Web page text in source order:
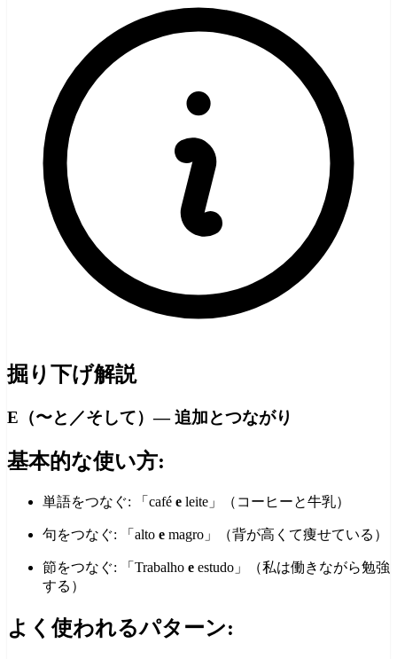
掘り下げ解説
E（〜と／そして）— 追加とつながり
基本的な使い方:
単語をつなぐ: 「café e leite」（コーヒーと牛乳）
句をつなぐ: 「alto e magro」（背が高くて痩せている）
節をつなぐ: 「Trabalho e estudo」（私は働きながら勉強
する）
よく使われるパターン: